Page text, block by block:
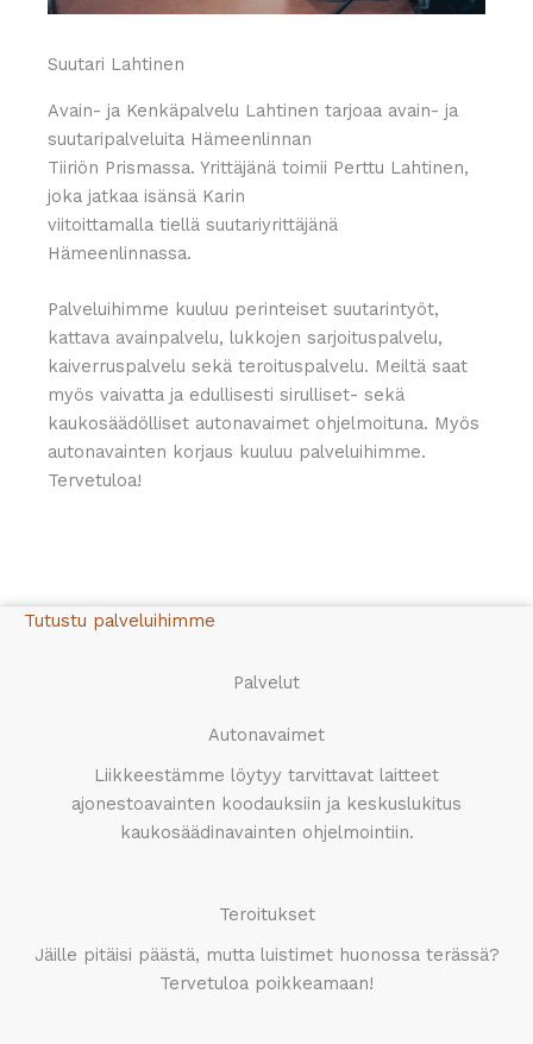
Suutari Lahtinen
Avain- ja Kenkäpalvelu Lahtinen tarjoaa avain- ja
suutaripalveluita Hämeenlinnan
Tiiriön Prismassa. Yrittäjänä toimii Perttu Lahtinen,
joka jatkaa isänsä Karin
viitoittamalla tiellä suutariyrittäjänä
Hämeenlinnassa.
Palveluihimme kuuluu perinteiset suutarintyöt,
kattava avainpalvelu, lukkojen sarjoituspalvelu,
kaiverruspalvelu sekä teroituspalvelu. Meiltä saat
myös vaivatta ja edullisesti sirulliset- sekä
kaukosäädölliset autonavaimet ohjelmoituna. Myös
autonavainten korjaus kuuluu palveluihimme.
Tervetuloa!
Tutustu palveluihimme
Palvelut
Autonavaimet
Liikkeestämme löytyy tarvittavat laitteet
ajonestoavainten koodauksiin ja keskuslukitus
kaukosäädinavainten ohjelmointiin.
Teroitukset
Jäille pitäisi päästä, mutta luistimet huonossa terässä?
Tervetuloa poikkeamaan!